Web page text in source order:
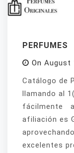
PERFUMES
On August
Catálogo de
llamando al
fácilmente a
afiliación es
excelentes